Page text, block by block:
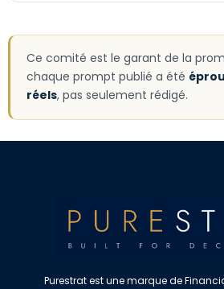
Ce comité est le garant de la
chaque prompt publié a été
réels, pas seulement rédigé.
Purestrat est une marque de